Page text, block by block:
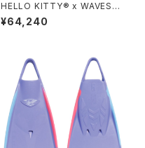
HELLO KITTY® x WAVEST
ORM 8ft Surfboard
¥64,240